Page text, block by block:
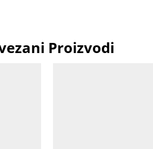
Proizvodi